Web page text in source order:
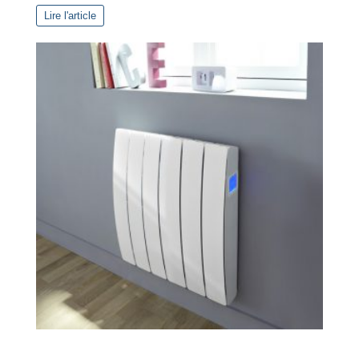
Lire l'article